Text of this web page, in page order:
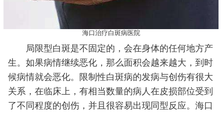
海口治疗白斑病医院
局限型白斑是不固定的，会在身体的任何地方产
生。如果病情继续恶化，那么面积会越来越大，到时
候病情就会恶化。限制性白斑病的发病与创伤有很大
关系，在临床上，有相当数量的病人在皮损部位受到
了不同程度的创伤，并且很容易出现同型反应。海口